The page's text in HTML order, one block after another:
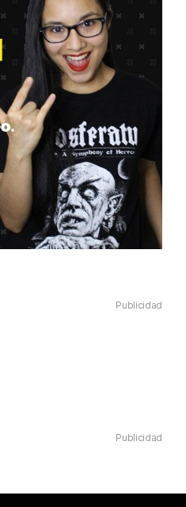
Publicidad
Publicidad